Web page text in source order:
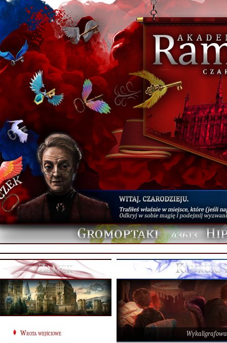
43613
Zamek
Wrota wejściowe
Konkurs